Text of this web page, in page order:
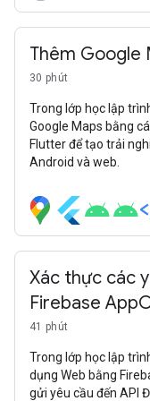
cho người dùng thấy
cùng, đi từ phân tích
trình bày, tất cả đều
Thêm Google
30 phút
Trong lớp học lập
Google Maps bằng
Flutter để tạo trải
Android và web.
Xác thực các
Firebase
41 phút
Trong lớp học lập
dụng Web bằng
gửi yêu cầu đến API